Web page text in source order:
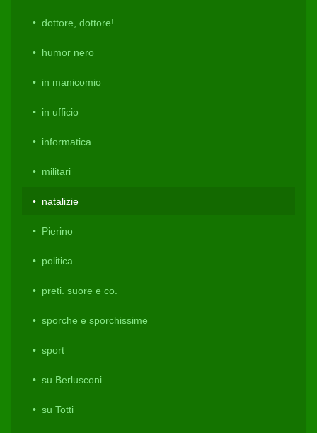
dottore, dottore!
humor nero
in manicomio
in ufficio
informatica
militari
natalizie
Pierino
politica
preti. suore e co.
sporche e sporchissime
sport
su Berlusconi
su Totti